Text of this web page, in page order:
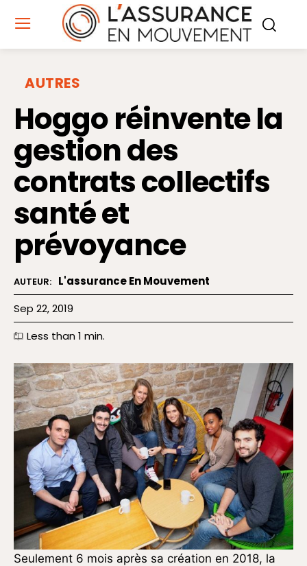
AUTRES
Hoggo réinvente la
gestion des
contrats collectifs
santé et
prévoyance
AUTEUR: L'assurance En Mouvement
Sep 22, 2019
Less than 1 min.
Seulement 6 mois après sa création en 2018, la